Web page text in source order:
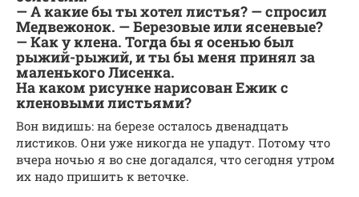
— А какие бы ты хотел листья? — спросил
Медвежонок. — Березовые или ясеневые?
— Как у клена. Тогда бы я осенью был
рыжий-рыжий, и ты бы меня принял за
маленького Лисенка.
На каком рисунке нарисован Ежик с
кленовыми листьями?
Вон видишь: на березе осталось двенадцать
листиков. Они уже никогда не упадут. Потому что
вчера ночью я во сне догадался, что сегодня утром
их надо пришить к веточке.